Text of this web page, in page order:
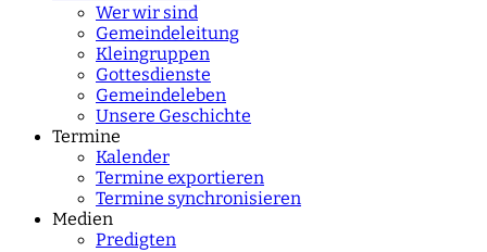
Wer wir sind
Gemeindeleitung
Kleingruppen
Gottesdienste
Gemeindeleben
Unsere Geschichte
Termine
Kalender
Termine exportieren
Termine synchronisieren
Medien
Predigten